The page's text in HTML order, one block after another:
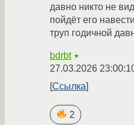
давно никто не
пойдёт его
труп годичной
bdrbt ★
27.03.2026
Ссылка
2